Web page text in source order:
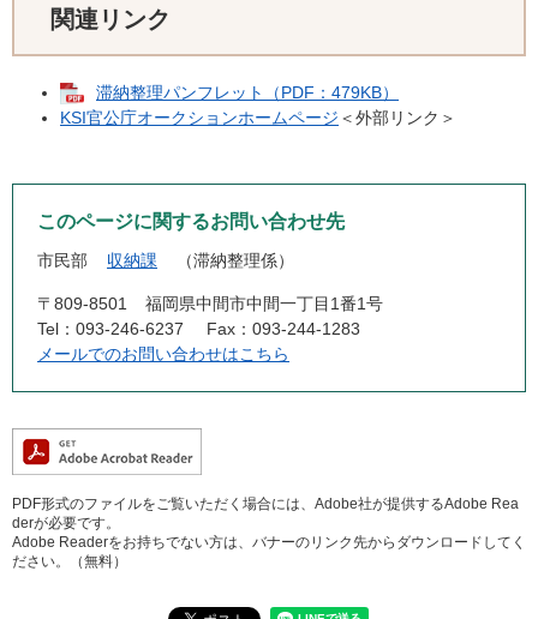
関連リンク
滞納整理パンフレット（PDF：479KB）
KSI官公庁オークションホームページ ＜外部リンク＞
このページに関するお問い合わせ先
市民部 収納課 滞納整理係
〒809-8501
福岡県中間市中間一丁目1番1号
Tel：093-246-6237
Fax：093-244-1283
メールでのお問い合わせはこちら
PDF形式のファイルをご覧いただく場合には、Adobe社が提供するAdobe Rea
derが必要です。
Adobe Readerをお持ちでない方は、バナーのリンク先からダウンロードしてく
ださい。（無料）